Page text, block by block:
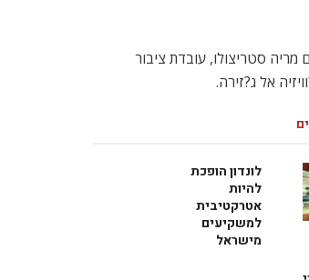
סטריצולו, עובדת ציבור
אל ג?זירה.
לונדון הופכת
להיות
אטרקטיבית
למשקיעים
מישראל